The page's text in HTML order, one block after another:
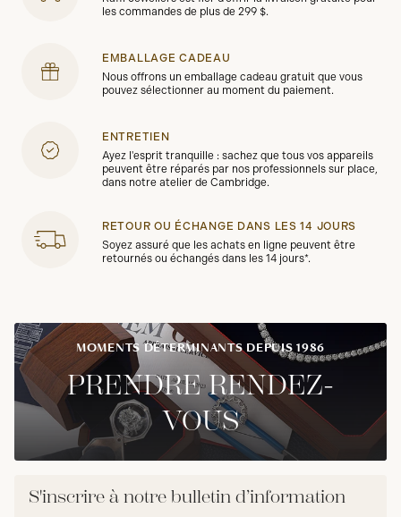
les commandes de plus de 299 $.
EMBALLAGE CADEAU
Nous offrons un emballage cadeau gratuit que vous
pouvez sélectionner au moment du paiement.
ENTRETIEN
Ayez l'esprit tranquille : sachez que tous vos appareils
peuvent être réparés par nos professionnels sur place,
dans notre atelier de Cambridge.
RETOUR OU ÉCHANGE DANS LES 14 JOURS
Soyez assuré que les achats en ligne peuvent être
retournés ou échangés dans les 14 jours*.
MOMENTS DÉTERMINANTS DEPUIS 1986
PRENDRE RENDEZ-
VOUS
S'inscrire à notre bulletin d’information